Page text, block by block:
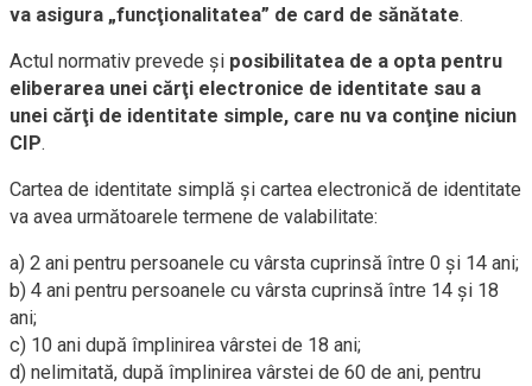
va asigura „funcţionalitatea” de card de sănătate.
Actul normativ prevede şi posibilitatea de a opta pentru
eliberarea unei cărţi electronice de identitate sau a
unei cărţi de identitate simple, care nu va conţine niciun
CIP.
Cartea de identitate simplă şi cartea electronică de identitate
va avea următoarele termene de valabilitate:
a) 2 ani pentru persoanele cu vârsta cuprinsă între 0 şi 14 ani;
b) 4 ani pentru persoanele cu vârsta cuprinsă între 14 şi 18
ani;
c) 10 ani după împlinirea vârstei de 18 ani;
d) nelimitată, după împlinirea vârstei de 60 de ani, pentru